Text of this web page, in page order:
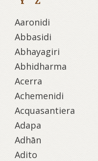
Aaronidi
Abbasidi
Abhayagiri
Abhidharma
Acerra
Achemenidi
Acquasantiera
Adapa
Adhān
Adito